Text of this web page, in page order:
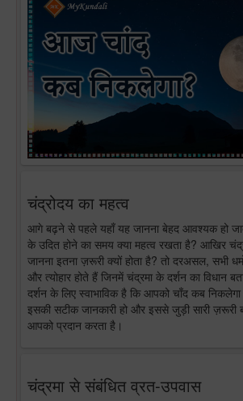
चंद्रोदय का महत्व
आगे बढ़ने से पहले यहाँ यह जानना बेहद आवश्यक हो
के उदित होने का समय क्या महत्व रखता है? आखिर
जानना इतना ज़रूरी क्यों होता है? तो दरअसल, सभी
और त्योहार होते हैं जिनमें चंद्रमा के दर्शन का विधान
दर्शन के लिए स्वाभाविक है कि आपको चाँद कब
इसकी सटीक जानकारी हो और इससे जुड़ी सारी ज़रूरी
आपको प्रदान करता है।
चंद्रमा से संबंधित व्रत-उपवास